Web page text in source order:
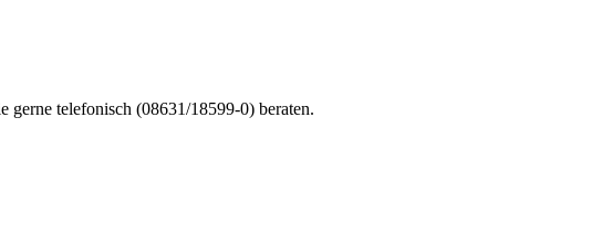
gerne telefonisch (08631/18599-0) beraten.